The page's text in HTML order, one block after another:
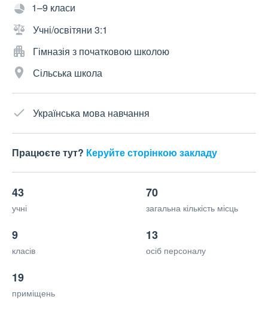
1–9 класи
Учні/освітяни 3:1
Гімназія з початковою школою
Сільська школа
Українська мова навчання
Працюєте тут? Керуйте сторінкою закладу
43
учні
70
загальна кількість місць
9
класів
13
осіб персоналу
19
приміщень